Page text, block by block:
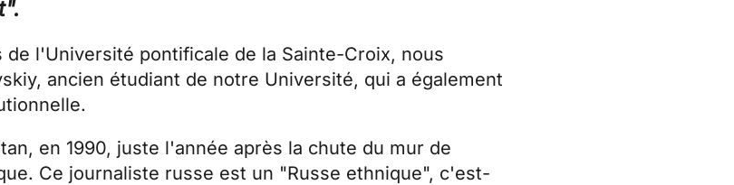
de l'Université pontificale de la Sainte-Croix, nous
ancien étudiant de notre Université, qui a également
en 1990, juste l'année après la chute du mur de
Ce journaliste russe est un "Russe ethnique", c'est-